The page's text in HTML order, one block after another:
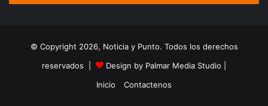
© Copyright 2026, Noticia y Punto. Todos los derechos
reservados |
Design by Palmar Media Studio
Inicio
Contactenos